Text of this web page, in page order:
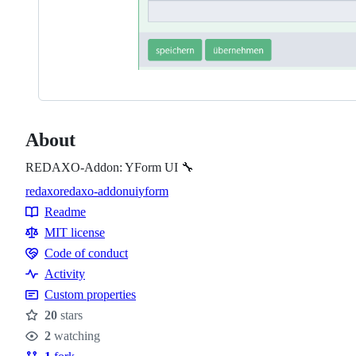
About
REDAXO-Addon: YForm UI 🔧
Topics
redaxoredaxo-addonuiyform
Resources
Readme
MIT license
Code
of
conduct
Code of conduct
Activity
Custom properties
Stars
20 stars
Watchers
2 watching